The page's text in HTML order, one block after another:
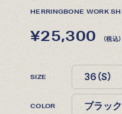
HERRINGBONE WORK
¥25,300 （税込）
SIZE
COLOR